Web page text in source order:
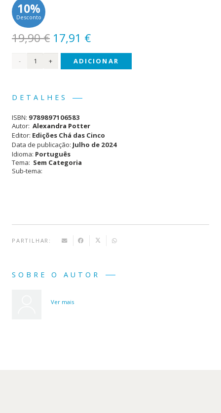
10%
Desconto
19,90€ O
preço
original
19,90 €.
17,91 €O
preço
atual
Quantidade
Como
o Sr.
Darcy
ADICIONAR
DETALHES
ISBN: 9789897106583
Autor: Alexandra Potter
Editor: Edições Chá das Cinco
Data de publicação: Julho de 2024
Idioma: Português
Tema: Sem Categoria
Sub-tema:
PARTILHAR:
SOBRE O AUTOR
Ver mais